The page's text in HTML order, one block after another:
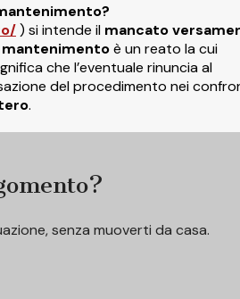
) si intende il mancato
mantenimentoè un reato la cui
che l’eventuale rinuncia al
del procedimento nei
.
senza muoverti da casa.